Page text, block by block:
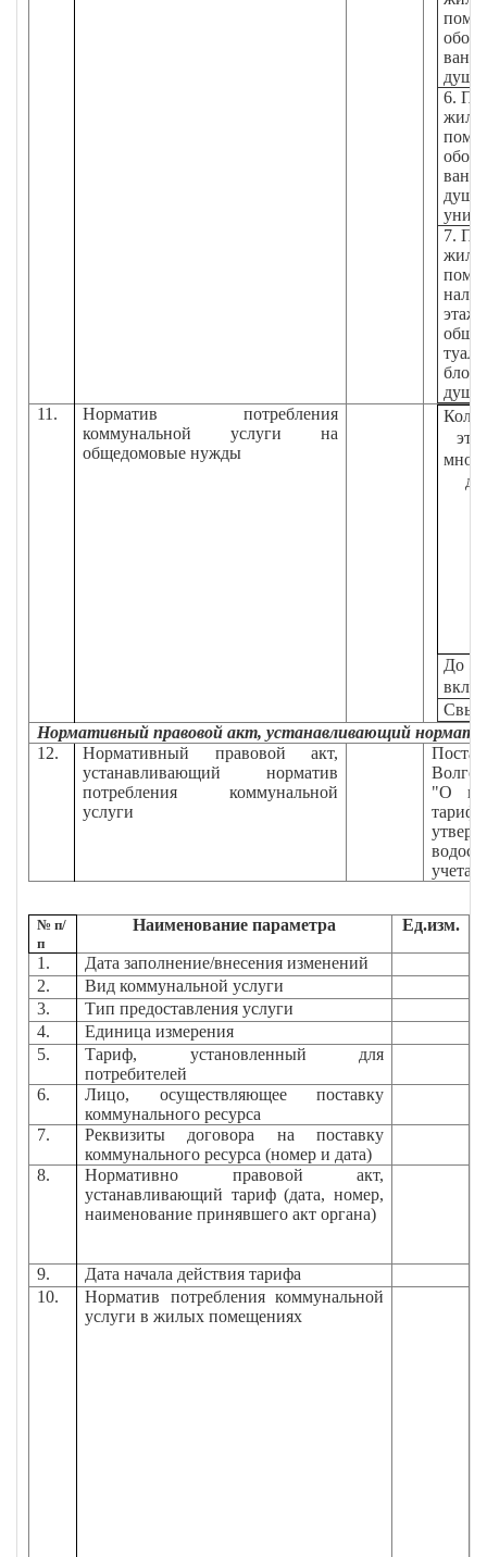
6.
7.
11.
Норматив потребления
коммунальной услуги на
общедомовые нужды
До
Нормативный правовой акт, устанавливающий
12.
Нормативный правовой акт,
устанавливающий норматив
потребления коммунальной
услуги
"О
учета
№ п/
п
Наименование параметра Ед.изм.
1.
Дата заполнение/внесения изменений
2.
Вид коммунальной услуги
3.
Тип предоставления услуги
4.
Единица измерения
5.
Тариф, установленный для
потребителей
6.
Лицо, осуществляющее поставку
коммунального ресурса
7.
Реквизиты договора на поставку
коммунального ресурса (номер и дата)
8.
Нормативно правовой акт,
устанавливающий тариф (дата, номер,
наименование принявшего акт органа)
9.
Дата начала действия тарифа
10.
Норматив потребления коммунальной
услуги в жилых помещениях